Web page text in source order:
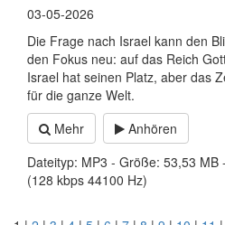
03-05-2026
Die Frage nach Israel kann den
den Fokus neu: auf das Reich
Israel hat seinen Platz, aber das
für die ganze Welt.
Mehr
Anhören
Dateityp: MP3 - Größe: 53,53 MB
(128 kbps 44100 Hz)